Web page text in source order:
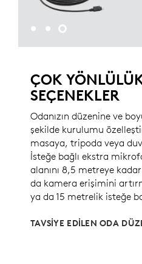
ÇOK
SEÇENEKLER
Odanızın düzenine ve
şekilde kurulumu
masaya, tripoda veya
İsteğe bağlı ekstra
alanını 8,5 metreye
da kamera erişimini
ya da 15 metrelik isteğe
TAVSİYE EDİLEN ODA